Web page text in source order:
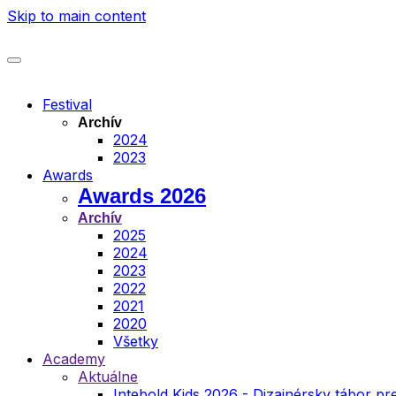
Skip to main content
Festival
Archív
2024
2023
Awards
Awards 2026
Archív
2025
2024
2023
2022
2021
2020
Všetky
Academy
Aktuálne